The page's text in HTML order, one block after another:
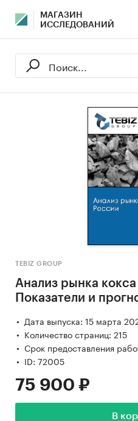
МАГАЗИН
ИССЛЕДОВАНИЙ
TEBIZ GROUP
Анализ рынка
Показатели и
Дата выпуска: 15 марта
Количество страниц: 215
Срок предоставления
ID: 72005
75 900 ₽
В